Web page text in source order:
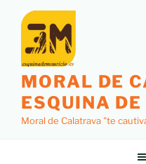
contenido
MORAL DE
ESQUINA
Moral de Calatrava "te